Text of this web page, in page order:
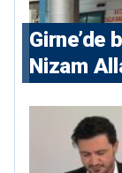
Girne’de
Nizam